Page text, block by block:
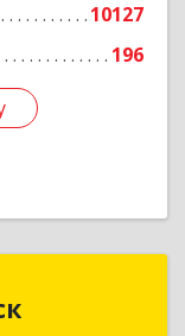
10127
196
Иркутск